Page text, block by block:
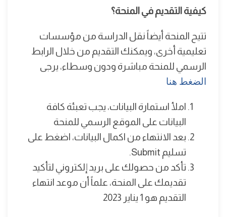
كيفية التقديم في المنحة؟
تتيح المنحة أيضاً نقل الدراسة من مؤسسات
تعليمية أخرى، ويمكنك التقديم من خلال الرابط
الرسمي للمنحة مباشرة ودون وسطاء، يرجى
الضغط هنا
املأ استمارة البيانات، يجب تعبئة كافة
البيانات على الموقع الرسمي للمنحة
بعد الانتهاء من اكمال البيانات، اضغط على
تسليم Submit.
تأكد من حصولك على بريد إلكتروني لتأكيد
تقديمك على المنحة، علماً أن موعد انتهاء
التقديم هو 1 يناير 2023